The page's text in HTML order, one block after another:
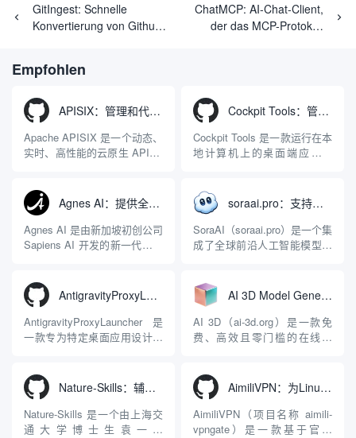
GitIngest: Schnelle
Konvertierung von Github-
geeignet ist
ChatMCP: AI-Chat-Client,
der das MCP-Protokoll
Empfohlen
APISIX：管理和代理API及大模型流量的高性能网关
Apache APISIX 是一个动态、
实时、高性能的云原生 API 网
LuaJIT 构建，并在 2019 年作
为顶级开源项目捐赠给
Apache 软件基金会。APISIX
彻底摒...
Cockpit Tools：管理多个AI编程IDE账号与配置多开独立实例的本地桌面应用
Cockpit Tools 是一款运行在本
地计算机上的桌面端应用程
程助手的账号与运行环境而设
计。它目前支持包括
Antigravity IDE、Codex、
GitHub Copilo...
Agnes AI：提供全模态模型免费API、支持图文视频生成与复杂工程执行的智能体平台
Agnes AI 是由新加坡初创公司
Sapiens AI 开发的新一代多模
限制，提供集文本、图像、视
频生成于一体的“全模态”大模
型能力。平台的核心产品矩阵
包括主打自动化工作流的
soraai.pro：支持多模型文字转视频和图像生成的在线创作工具
SoraAI（soraai.pro）是一个集
成了全球前沿人工智能模型的
者、营销人员及广大用户提供
一站式、开箱即用的视觉内容
生成解决方案。网站的核心优
势在于其强大的多模型聚合能
AntigravityProxyLauncher：免TUN全局代理使用Antigravity IDE
AntigravityProxyLauncher 是
一款专为特定桌面应用设计的
Windows 平台。当用户使用桌
面版 Gemini 客户端或
Antigravity IDE ...
AI 3D Model Generator：通过文本和图像快速生成3D模型的在线工具
AI 3D（ai-3d.org）是一款免
费、高效且零门槛的在线AI
动Seed 3D两大行业领先的AI
模型架构，致力于帮助用户无
需掌握复杂的3D拓扑知识或昂
贵的专业软件，即可在...
Nature-Skills：辅助撰写学术论文和绘制科研图表的智能体插件
Nature-Skills 是一个由上海交
通大学博士生袁一哲
AimiliVPN：为Linux提供纯净出站家庭IP的VPN代理网关
AimiliVPN（项目名称 aimili-
vpngate）是一款基于官方